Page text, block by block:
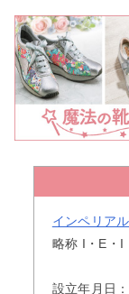
インペリア
略称 I・E・I
設立年月日